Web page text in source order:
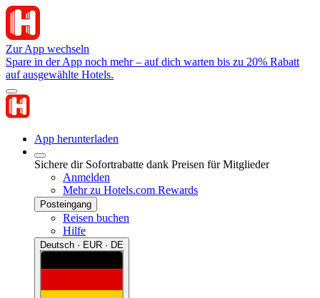
Zur App wechseln
Spare in der App noch mehr – auf dich warten bis zu 20% Rabatt
auf ausgewählte Hotels.
App herunterladen
Sichere dir Sofortrabatte dank Preisen für Mitglieder
Anmelden
Mehr zu Hotels.com Rewards
Posteingang
Reisen buchen
Hilfe
Deutsch · EUR · DE